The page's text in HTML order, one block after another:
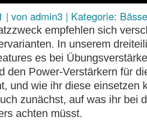
| von admin3 | Kategorie: Bässe
empfehlen sich
In unserem
es bei
den Power-Verstärkern für
und wie ihr diese einsetzen
zunächst, auf was ihr bei
achten müsst.